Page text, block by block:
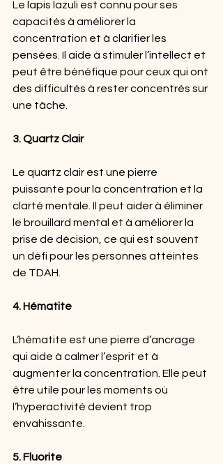
Le lapis lazuli est connu pour ses
capacités à améliorer la
concentration et à clarifier les
pensées. Il aide à stimuler l’intellect et
peut être bénéfique pour ceux qui ont
des difficultés à rester concentrés sur
une tâche.
3. Quartz Clair
Le quartz clair est une pierre
puissante pour la concentration et la
clarté mentale. Il peut aider à éliminer
le brouillard mental et à améliorer la
prise de décision, ce qui est souvent
un défi pour les personnes atteintes
de TDAH.
4. Hématite
L’hématite est une pierre d’ancrage
qui aide à calmer l’esprit et à
augmenter la concentration. Elle peut
être utile pour les moments où
l’hyperactivité devient trop
envahissante.
5. Fluorite